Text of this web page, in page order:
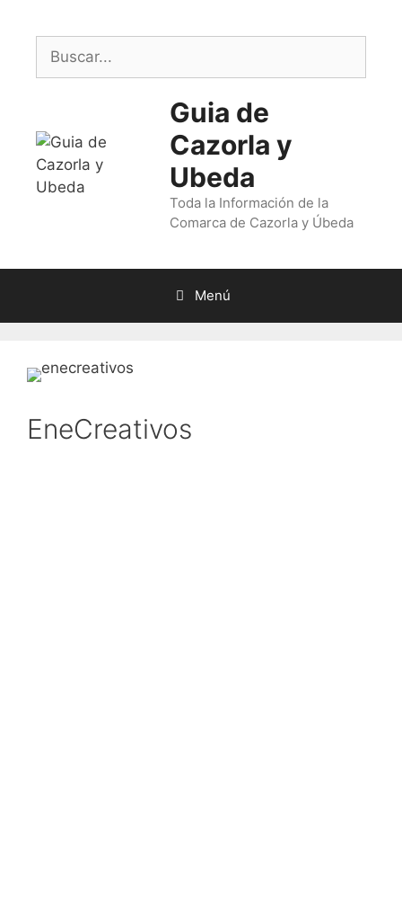
contenido
Buscar:
Guia de
Cazorla y
Ubeda
Toda la Información de la
Comarca de Cazorla y Úbeda
Menú
EneCreativos